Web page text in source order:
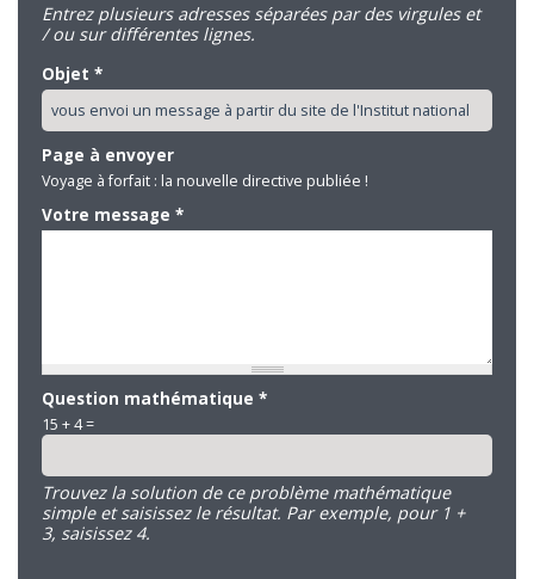
Entrez plusieurs adresses séparées par des virgules et
/ ou sur différentes lignes.
Objet *
Page à envoyer
Voyage à forfait : la nouvelle directive publiée !
Votre message *
Question mathématique *
15 + 4 =
Trouvez la solution de ce problème mathématique
simple et saisissez le résultat. Par exemple, pour 1 +
3, saisissez 4.